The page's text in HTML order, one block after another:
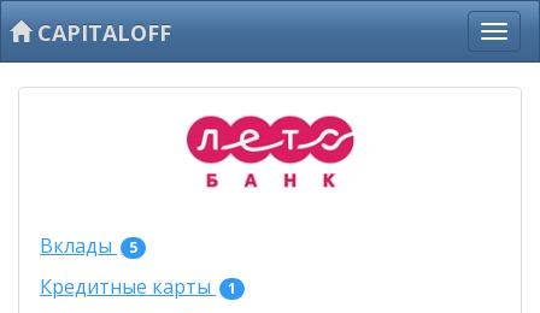
CAPITALOFF
Вклады 5
Кредитные карты 1